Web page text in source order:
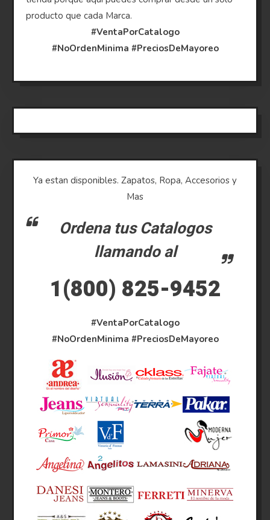
producto que cada Marca.
#VentaPorCatalogo
#NoOrdenMinima #PreciosDeMayoreo
Ya estan disponibles. Zapatos, Ropa, Accesorios y
Mas
Ordena tus Catalogos
llamando al
1(800) 825-9452
#VentaPorCatalogo
#NoOrdenMinima #PreciosDeMayoreo